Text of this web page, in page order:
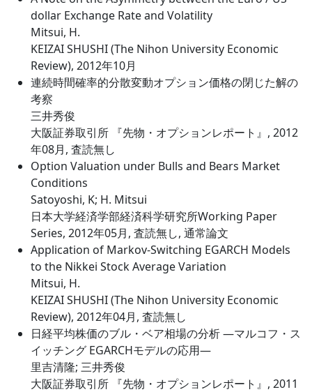
dollar Exchange Rate and Volatility
Mitsui, H.
KEIZAI SHUSHI (The Nihon University Economic
Review), 2012年10月
連続時間確率的分散変動オプション価格の閉じた解の
考察
三井秀俊
大阪証券取引所 『先物・オプションレポート』, 2012
年08月, 査読無し
Option Valuation under Bulls and Bears Market
Conditions
Satoyoshi, K; H. Mitsui
日本大学経済学部経済科学研究所Working Paper
Series, 2012年05月, 査読無し, 通常論文
Application of Markov-Switching EGARCH Models
to the Nikkei Stock Average Variation
Mitsui, H.
KEIZAI SHUSHI (The Nihon University Economic
Review), 2012年04月, 査読無し
日経平均株価のブル・ベア相場の分析 ―マルコフ・ス
イッチング EGARCHモデルの応用―
里吉清隆; 三井秀俊
大阪証券取引所 『先物・オプションレポート』, 2011